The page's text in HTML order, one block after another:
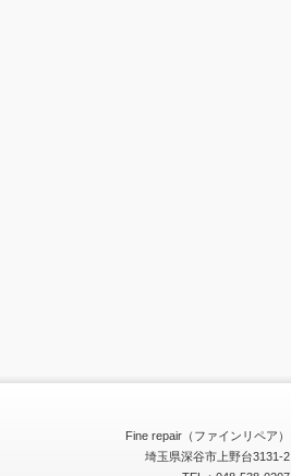
Fine repair（ファインリペア）
埼玉県深谷市上野台3131-2